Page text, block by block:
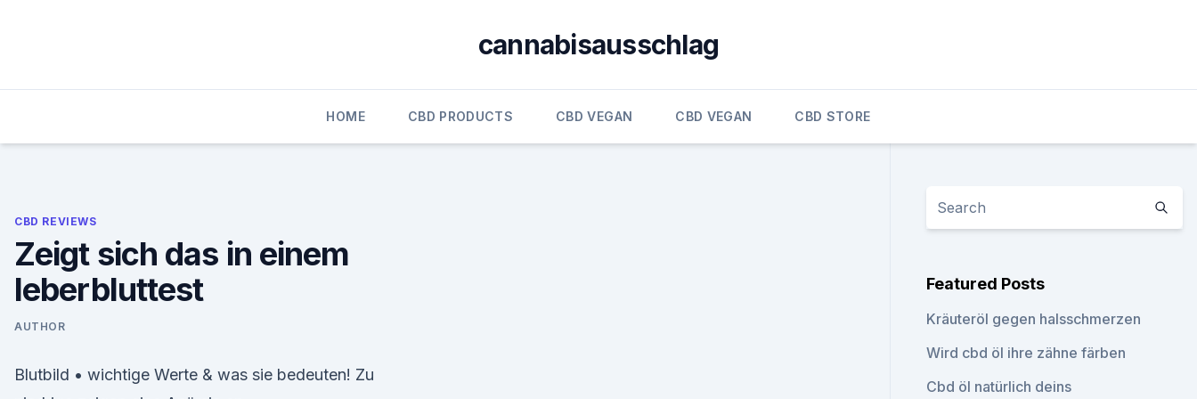
cannabisausschlag
HOME CBD PRODUCTS CBD VEGAN CBD VEGAN CBD STORE
CBD REVIEWS
Zeigt sich das in einem
leberbluttest
AUTHOR
Blutbild • wichtige Werte & was sie bedeuten! Zu
Featured Posts
Kräuteröl gegen halsschmerzen
Wird cbd öl ihre zähne färben
Cbd öl natürlich deins